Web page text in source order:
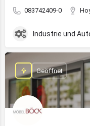
083742409-0
Industrie und
Geöffnet